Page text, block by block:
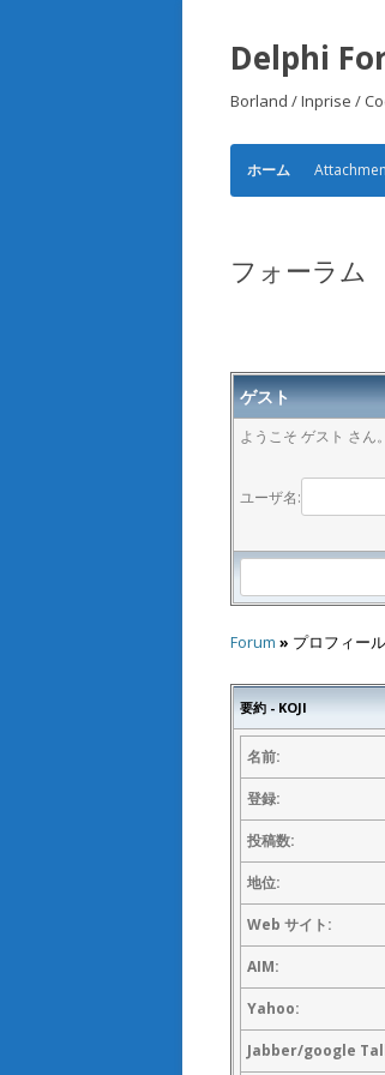
Delphi
Borland / Inprise /
ホーム
フォーラム
ゲスト
ようこそ ゲスト さん
ユーザ名:
Forum » プロフィー
要約 - KOJI
名前:
登録:
投稿数:
地位:
Web サイト:
AIM:
Yahoo:
Jabber/google